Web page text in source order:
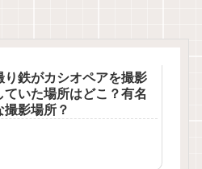
り鉄がカシオペアを撮影
ていた場所はどこ？有名
撮影場所？